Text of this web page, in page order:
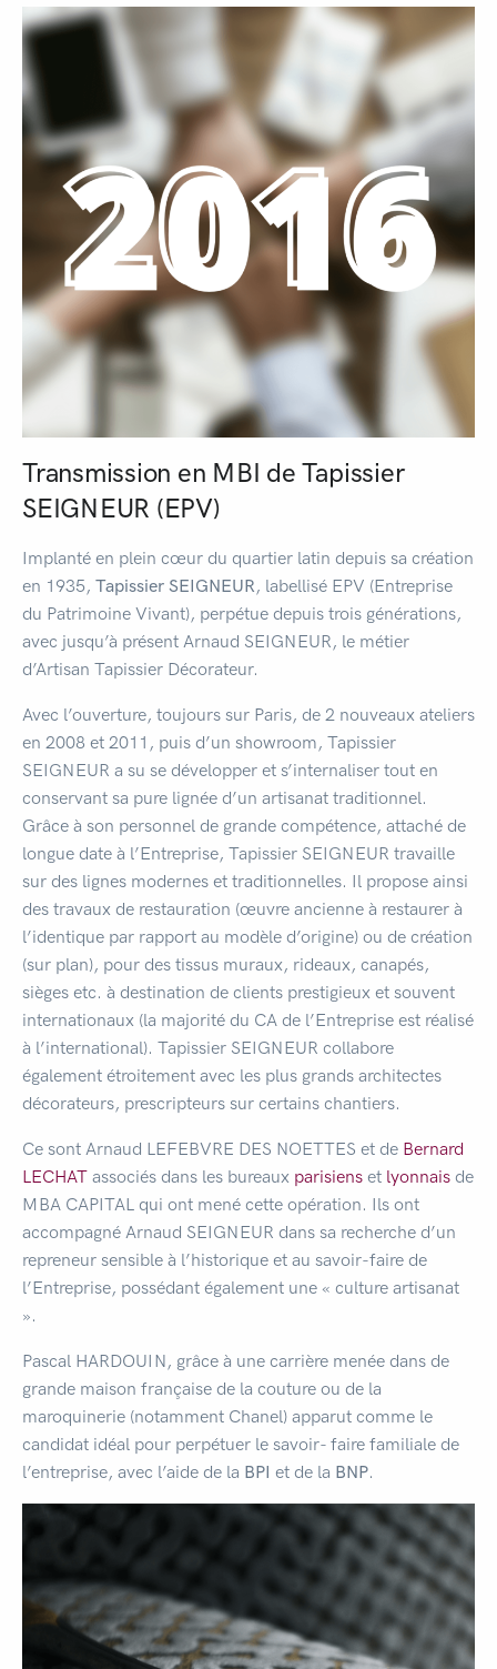
Transmission en MBI de Tapissier
SEIGNEUR (EPV)
Implanté en plein cœur du quartier latin depuis sa création
en 1935, Tapissier SEIGNEUR, labellisé EPV (Entreprise
du Patrimoine Vivant), perpétue depuis trois générations,
avec jusqu’à présent Arnaud SEIGNEUR, le métier
d’Artisan Tapissier Décorateur.
Avec l’ouverture, toujours sur Paris, de 2 nouveaux ateliers
en 2008 et 2011, puis d’un showroom, Tapissier
SEIGNEUR a su se développer et s’internaliser tout en
conservant sa pure lignée d’un artisanat traditionnel.
Grâce à son personnel de grande compétence, attaché de
longue date à l’Entreprise, Tapissier SEIGNEUR travaille
sur des lignes modernes et traditionnelles. Il propose ainsi
des travaux de restauration (œuvre ancienne à restaurer à
l’identique par rapport au modèle d’origine) ou de création
(sur plan), pour des tissus muraux, rideaux, canapés,
sièges etc. à destination de clients prestigieux et souvent
internationaux (la majorité du CA de l’Entreprise est réalisé
à l’international). Tapissier SEIGNEUR collabore
également étroitement avec les plus grands architectes
décorateurs, prescripteurs sur certains chantiers.
Ce sont Arnaud LEFEBVRE DES NOETTES et de Bernard
LECHAT associés dans les bureaux parisiens et lyonnais de
MBA CAPITAL qui ont mené cette opération. Ils ont
accompagné Arnaud SEIGNEUR dans sa recherche d’un
repreneur sensible à l’historique et au savoir-faire de
l’Entreprise, possédant également une « culture artisanat
».
Pascal HARDOUIN, grâce à une carrière menée dans de
grande maison française de la couture ou de la
maroquinerie (notamment Chanel) apparut comme le
candidat idéal pour perpétuer le savoir- faire familiale de
l’entreprise, avec l’aide de la BPI et de la BNP.